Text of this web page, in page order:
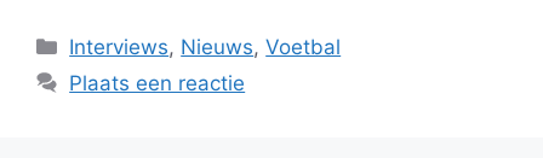
Categorieën
Interviews, Nieuws,Voetbal
Plaats een reactie